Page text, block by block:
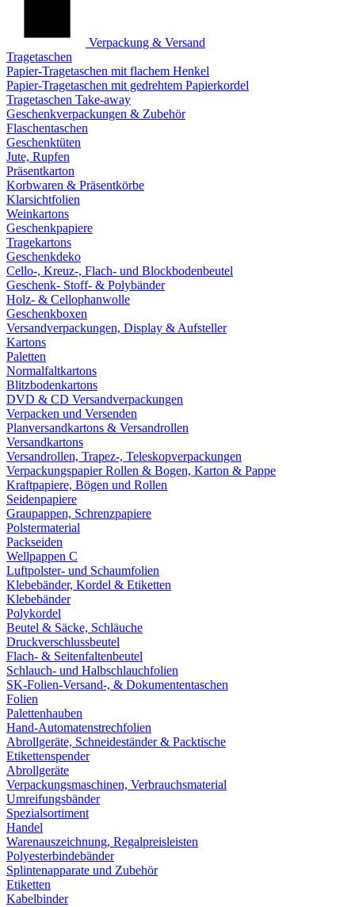
Verpackung & Versand
Tragetaschen
Papier-Tragetaschen mit flachem Henkel
Papier-Tragetaschen mit gedrehtem Papierkordel
Tragetaschen Take-away
Geschenkverpackungen & Zubehör
Flaschentaschen
Geschenktüten
Jute, Rupfen
Präsentkarton
Korbwaren & Präsentkörbe
Klarsichtfolien
Weinkartons
Geschenkpapiere
Tragekartons
Geschenkdeko
Cello-, Kreuz-, Flach- und Blockbodenbeutel
Geschenk- Stoff- & Polybänder
Holz- & Cellophanwolle
Geschenkboxen
Versandverpackungen, Display & Aufsteller
Kartons
Paletten
Normalfaltkartons
Blitzbodenkartons
DVD & CD Versandverpackungen
Verpacken und Versenden
Planversandkartons & Versandrollen
Versandkartons
Versandrollen, Trapez-, Teleskopverpackungen
Verpackungspapier Rollen & Bogen, Karton & Pappe
Kraftpapiere, Bögen und Rollen
Seidenpapiere
Graupappen, Schrenzpapiere
Polstermaterial
Packseiden
Wellpappen C
Luftpolster- und Schaumfolien
Klebebänder, Kordel & Etiketten
Klebebänder
Polykordel
Beutel & Säcke, Schläuche
Druckverschlussbeutel
Flach- & Seitenfaltenbeutel
Schlauch- und Halbschlauchfolien
SK-Folien-Versand-, & Dokumententaschen
Folien
Palettenhauben
Hand-Automatenstrechfolien
Abrollgeräte, Schneideständer & Packtische
Etikettenspender
Abrollgeräte
Verpackungsmaschinen, Verbrauchsmaterial
Umreifungsbänder
Spezialsortiment
Handel
Warenauszeichnung, Regalpreisleisten
Polyesterbindebänder
Splintenapparate und Zubehör
Etiketten
Kabelbinder